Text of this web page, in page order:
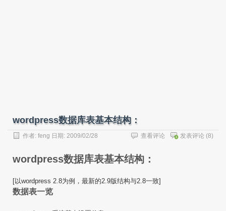
wordpress数据库表基本结构：
作者: feng 日期: 2009/02/28 发表评论 (8)
查看评论
wordpress数据库表基本结构：
[以wordpress 2.8为例，最新的2.9版结构与2.8一致]
数据表一览